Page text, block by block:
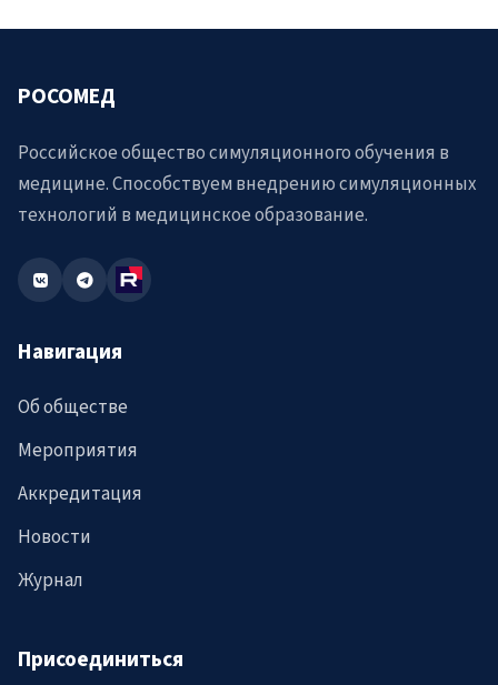
РОСОМЕД
Российское общество симуляционного обучения в
медицине. Способствуем внедрению симуляционных
технологий в медицинское образование.
Навигация
Об обществе
Мероприятия
Аккредитация
Новости
Журнал
Присоединиться